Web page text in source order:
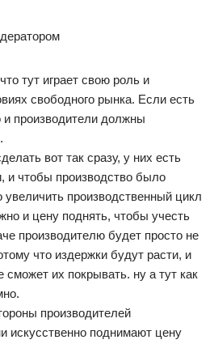
тут играет свою роль и
свободного рынка. Если есть
и производители должны
вот так сразу, у них есть
и чтобы производство было
производственный цикл
и цену поднять, чтобы учесть
производителю будет просто не
что издержки будут расти, и
их покрывать. ну а тут как
производителей
искусственно поднимают цену